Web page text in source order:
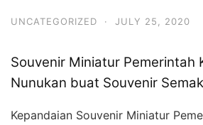
UNCATEGORIZED · JULY 25, 2020
Souvenir Miniatur Pemerintah
Nunukan buat Souvenir
Kepandaian Souvenir Miniatur